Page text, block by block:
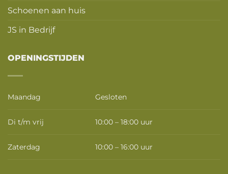
Schoenen aan huis
JS in Bedrijf
OPENINGSTIJDEN
Maandag Gesloten
Di t/m vrij 10:00 – 18:00 uur
Zaterdag 10:00 – 16:00 uur